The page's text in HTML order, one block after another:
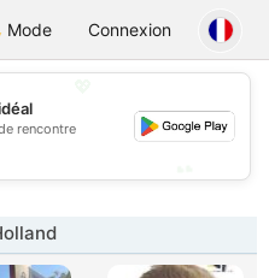
Chat
Mode Connexion
rencontre